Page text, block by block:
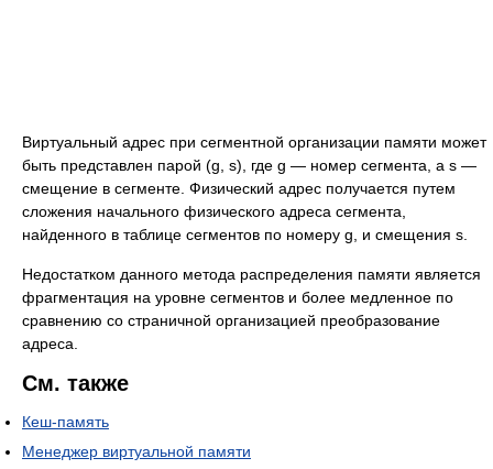
Виртуальный адрес при сегментной организации памяти может
быть представлен парой (g, s), где g — номер сегмента, а s —
смещение в сегменте. Физический адрес получается путем
сложения начального физического адреса сегмента,
найденного в таблице сегментов по номеру g, и смещения s.
Недостатком данного метода распределения памяти является
фрагментация на уровне сегментов и более медленное по
сравнению со страничной организацией преобразование
адреса.
См. также
Кеш-память
Менеджер виртуальной памяти